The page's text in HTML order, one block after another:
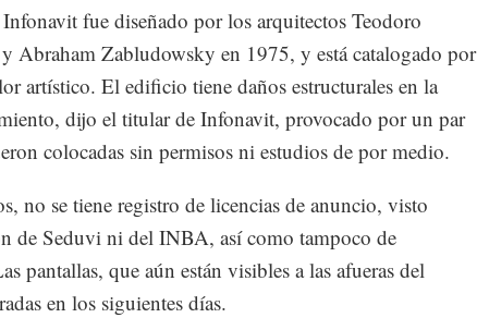
fue diseñado por los arquitectos Teodoro
Abraham Zabludowsky en 1975, y está catalogado por
artístico. El edificio tiene daños estructurales en la
dijo el titular de Infonavit, provocado por un par
colocadas sin permisos ni estudios de por medio.
no se tiene registro de licencias de anuncio, visto
de Seduvi ni del INBA, así como tampoco de
pantallas, que aún están visibles a las afueras del
en los siguientes días.